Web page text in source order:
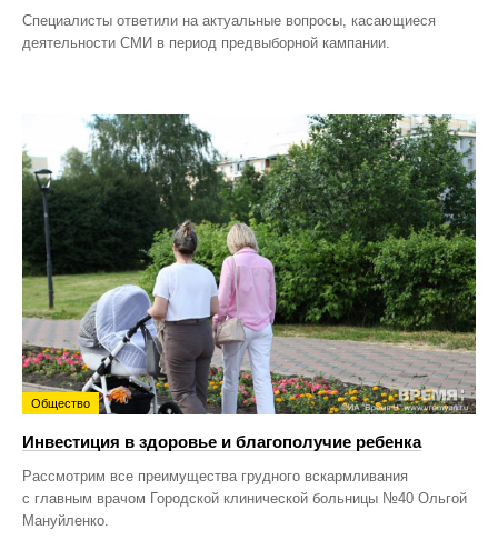
Специалисты ответили на актуальные вопросы, касающиеся
деятельности СМИ в период предвыборной кампании.
Общество
Инвестиция в здоровье и благополучие ребенка
Рассмотрим все преимущества грудного вскармливания
с главным врачом Городской клинической больницы №40 Ольгой
Мануйленко.